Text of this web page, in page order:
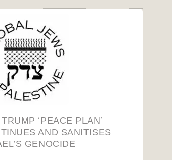
‘PEACE PLAN’
AND SANITISES
GENOCIDE
17, 2026 Global Jews for Palestine,
of over 25 Jewish organizations on
continents in more than 20 countries, is
by the criminal behaviour of the State
This country claims to act in the name
worldwide. And yet the war crimes and
sanitises
Israel’s
genocide